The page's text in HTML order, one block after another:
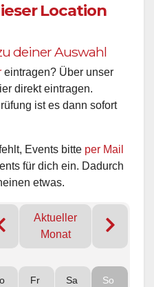
Location
deiner Auswahl
eintragen? Über unser
direkt eintragen.
ist es dann sofort
Events bitte per Mail
für dich ein. Dadurch
etwas.
Aktueller
Monat
Fr Sa So